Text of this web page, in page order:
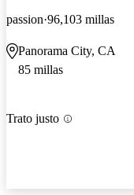
passion 96,103 millas
Panorama City, CA
85 millas
Trato justo